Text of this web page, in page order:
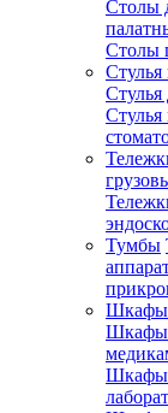
Столы
Столы
Стулья
Стулья
Тумбы
Шкафы
Шкафы
Шкафы